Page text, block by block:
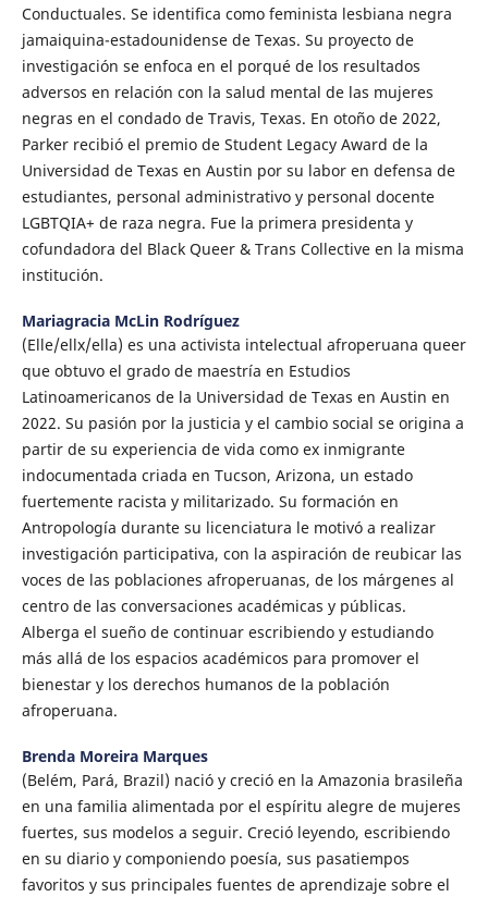
Conductuales. Se identifica como feminista lesbiana negra
jamaiquina-estadounidense de Texas. Su proyecto de
investigación se enfoca en el porqué de los resultados
adversos en relación con la salud mental de las mujeres
negras en el condado de Travis, Texas. En otoño de 2022,
Parker recibió el premio de Student Legacy Award de la
Universidad de Texas en Austin por su labor en defensa de
estudiantes, personal administrativo y personal docente
LGBTQIA+ de raza negra. Fue la primera presidenta y
cofundadora del Black Queer & Trans Collective en la misma
institución.
Mariagracia McLin Rodríguez
(Elle/ellx/ella) es una activista intelectual afroperuana queer
que obtuvo el grado de maestría en Estudios
Latinoamericanos de la Universidad de Texas en Austin en
2022. Su pasión por la justicia y el cambio social se origina a
partir de su experiencia de vida como ex inmigrante
indocumentada criada en Tucson, Arizona, un estado
fuertemente racista y militarizado. Su formación en
Antropología durante su licenciatura le motivó a realizar
investigación participativa, con la aspiración de reubicar las
voces de las poblaciones afroperuanas, de los márgenes al
centro de las conversaciones académicas y públicas.
Alberga el sueño de continuar escribiendo y estudiando
más allá de los espacios académicos para promover el
bienestar y los derechos humanos de la población
afroperuana.
Brenda Moreira Marques
(Belém, Pará, Brazil) nació y creció en la Amazonia brasileña
en una familia alimentada por el espíritu alegre de mujeres
fuertes, sus modelos a seguir. Creció leyendo, escribiendo
en su diario y componiendo poesía, sus pasatiempos
favoritos y sus principales fuentes de aprendizaje sobre el